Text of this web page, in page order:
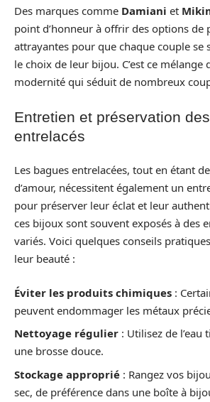
Des marques comme Damiani et
point d’honneur à offrir des options de
attrayantes pour que chaque couple se
le choix de leur bijou. C’est ce
modernité qui séduit de nombreux
Entretien et préservation
entrelacés
Les bagues entrelacées, tout en étant
d’amour, nécessitent également un
pour préserver leur éclat et leur
ces bijoux sont souvent exposés à des
variés. Voici quelques conseils
leur beauté :
Éviter les produits chimiques :
peuvent endommager les métaux
Nettoyage régulier : Utilisez de l’eau
une brosse douce.
Stockage approprié : Rangez vos
sec, de préférence dans une boîte à